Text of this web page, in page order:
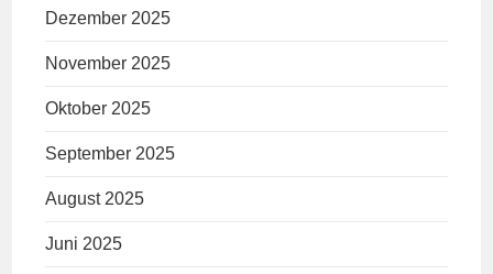
Dezember 2025
November 2025
Oktober 2025
September 2025
August 2025
Juni 2025